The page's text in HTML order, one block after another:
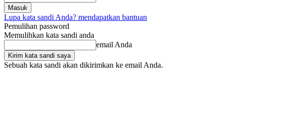
Lupa kata sandi Anda? mendapatkan bantuan
Pemulihan password
Memulihkan kata sandi anda
email Anda
Sebuah kata sandi akan dikirimkan ke email Anda.